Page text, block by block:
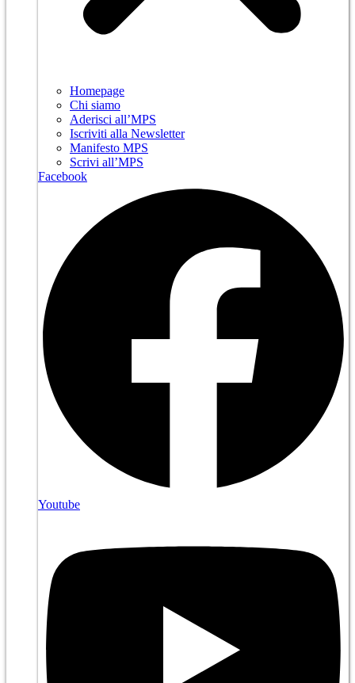
Homepage
Chi siamo
Aderisci all’MPS
Iscriviti alla Newsletter
Manifesto MPS
Scrivi all’MPS
Facebook
Youtube